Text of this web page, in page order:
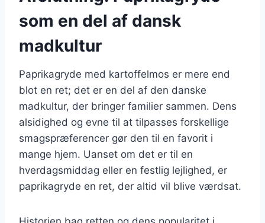
som en del af dansk
madkultur
Paprikagryde med kartoffelmos er mere end
blot en ret; det er en del af den danske
madkultur, der bringer familier sammen. Dens
alsidighed og evne til at tilpasses forskellige
smagspræferencer gør den til en favorit i
mange hjem. Uanset om det er til en
hverdagsmiddag eller en festlig lejlighed, er
paprikagryde en ret, der altid vil blive værdsat.